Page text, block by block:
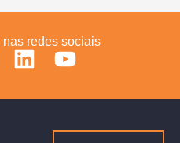
redes sociais